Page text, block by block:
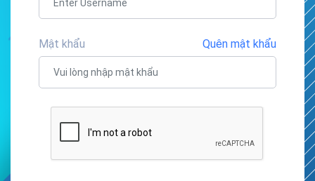
Mật khẩu Quên mật khẩu